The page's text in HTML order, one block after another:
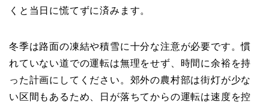
くと当日に慌てずに済みます。
冬季は路面の凍結や積雪に十分な注意が必要です。慣
れていない道での運転は無理をせず、時間に余裕を持
った計画にしてください。郊外の農村部は街灯が少な
い区間もあるため、日が落ちてからの運転は速度を控